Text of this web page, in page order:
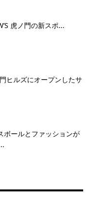
虎ノ門の新スポ...
ヒルズにオープンしたサ
ボールとファッションが